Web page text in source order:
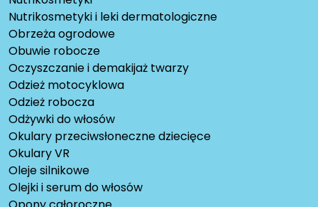
Nutrikosmetyki i leki dermatologiczne
Obrzeża ogrodowe
Obuwie robocze
Oczyszczanie i demakijaż twarzy
Odzież motocyklowa
Odzież robocza
Odżywki do włosów
Okulary przeciwsłoneczne dziecięce
Okulary VR
Oleje silnikowe
Olejki i serum do włosów